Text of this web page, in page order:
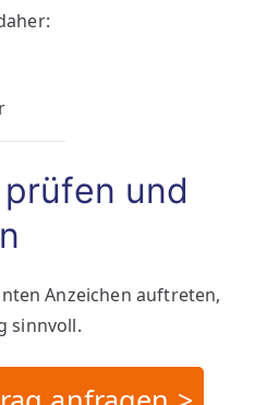
und
Anzeichen auftreten,
sinnvoll.